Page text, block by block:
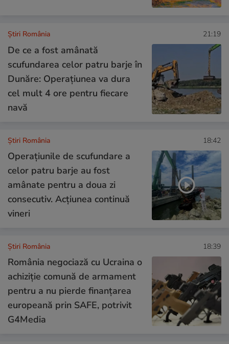
Știri România 21:19
De ce a fost amânată
scufundarea celor patru barje în
Dunăre: Operațiunea va dura
cel mult 4 ore pentru fiecare
navă
Știri România 18:42
Operațiunile de scufundare a
celor patru barje au fost
amânate pentru a doua zi
consecutiv. Acțiunea continuă
vineri
Știri România 18:39
România negociază cu Ucraina o
achiziție comună de armament
pentru a nu pierde finanțarea
europeană prin SAFE, potrivit
G4Media